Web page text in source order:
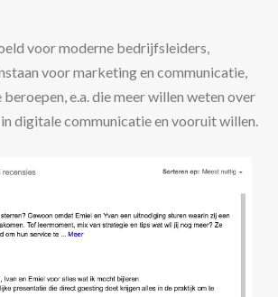
voor moderne bedrijfsleiders,
voor marketing en communicatie,
e.a. die meer willen weten over
in digitale communicatie en vooruit willen.